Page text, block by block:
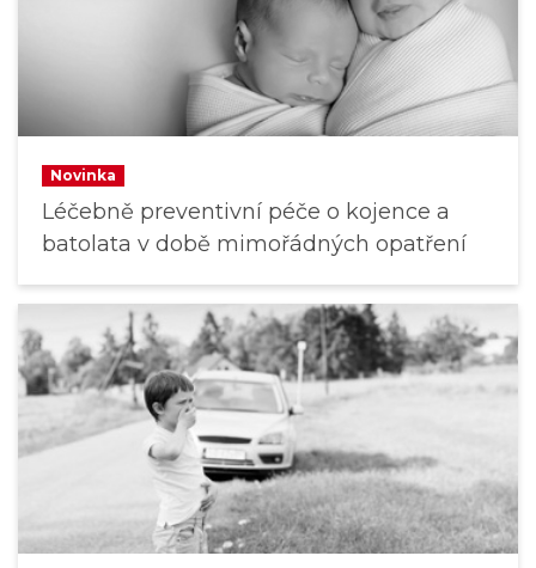
Novinka
Léčebně preventivní péče o kojence a
batolata v době mimořádných opatření